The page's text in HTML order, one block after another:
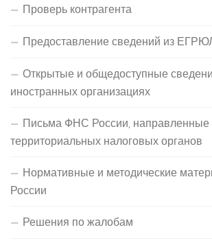
Проверь контрагента
Предоставление сведений из
Открытые и общедоступные
иностранных организациях
Письма ФНС России, направленные
территориальных налоговых органов
Нормативные и методические
России
Решения по жалобам